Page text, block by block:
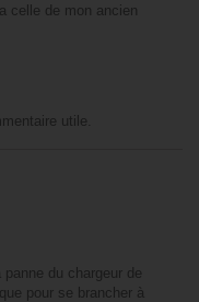
celle de mon ancien
utile.
du chargeur de
pour se brancher à